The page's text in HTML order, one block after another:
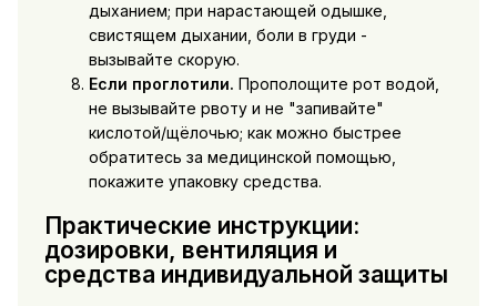
дыханием; при нарастающей одышке,
свистящем дыхании, боли в груди -
вызывайте скорую.
Если проглотили. Прополощите рот водой,
не вызывайте рвоту и не "запивайте"
кислотой/щёлочью; как можно быстрее
обратитесь за медицинской помощью,
покажите упаковку средства.
Практические инструкции:
дозировки, вентиляция и
средства индивидуальной защиты